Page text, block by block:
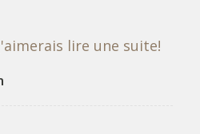
lire une suite!